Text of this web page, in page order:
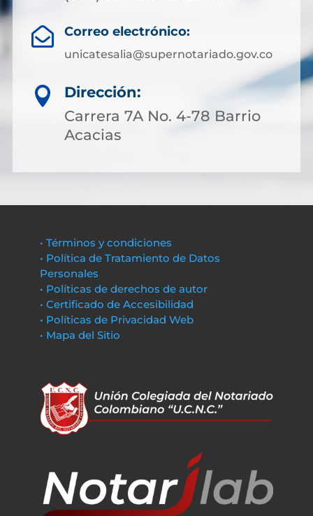
 Correo electrónico:
unicatesalia@supernotariado.gov.co

Dirección:
Carrera 7A No. 4-78 Barrio
Acacias
• Términos y condiciones
• Política de Tratamiento de Datos
Personales
• Políticas de derechos de autor
• Certificado de Accesibilidad
• Políticas de Privacidad Web
• Mapa del Sitio